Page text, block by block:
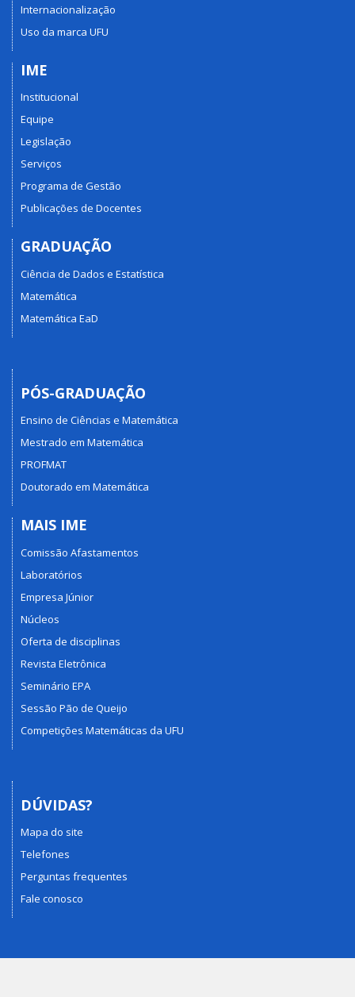
Internacionalização
Uso da marca UFU
IME
Institucional
Equipe
Legislação
Serviços
Programa de Gestão
Publicações de Docentes
GRADUAÇÃO
Ciência de Dados e Estatística
Matemática
Matemática EaD
PÓS-GRADUAÇÃO
Ensino de Ciências e Matemática
Mestrado em Matemática
PROFMAT
Doutorado em Matemática
MAIS IME
Comissão Afastamentos
Laboratórios
Empresa Júnior
Núcleos
Oferta de disciplinas
Revista Eletrônica
Seminário EPA
Sessão Pão de Queijo
Competições Matemáticas da UFU
DÚVIDAS?
Mapa do site
Telefones
Perguntas frequentes
Fale conosco